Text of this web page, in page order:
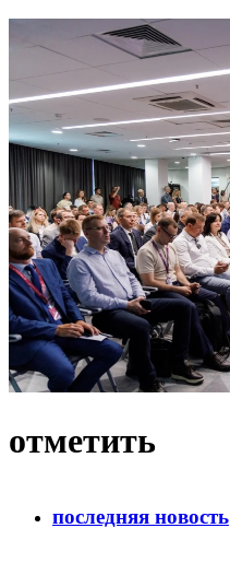
отметить
последняя новость